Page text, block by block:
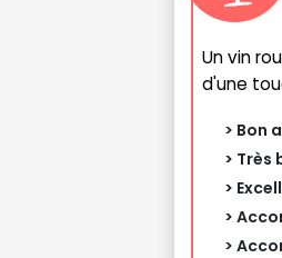
Un vin
d'une
> Bon
> Très
>
>
>